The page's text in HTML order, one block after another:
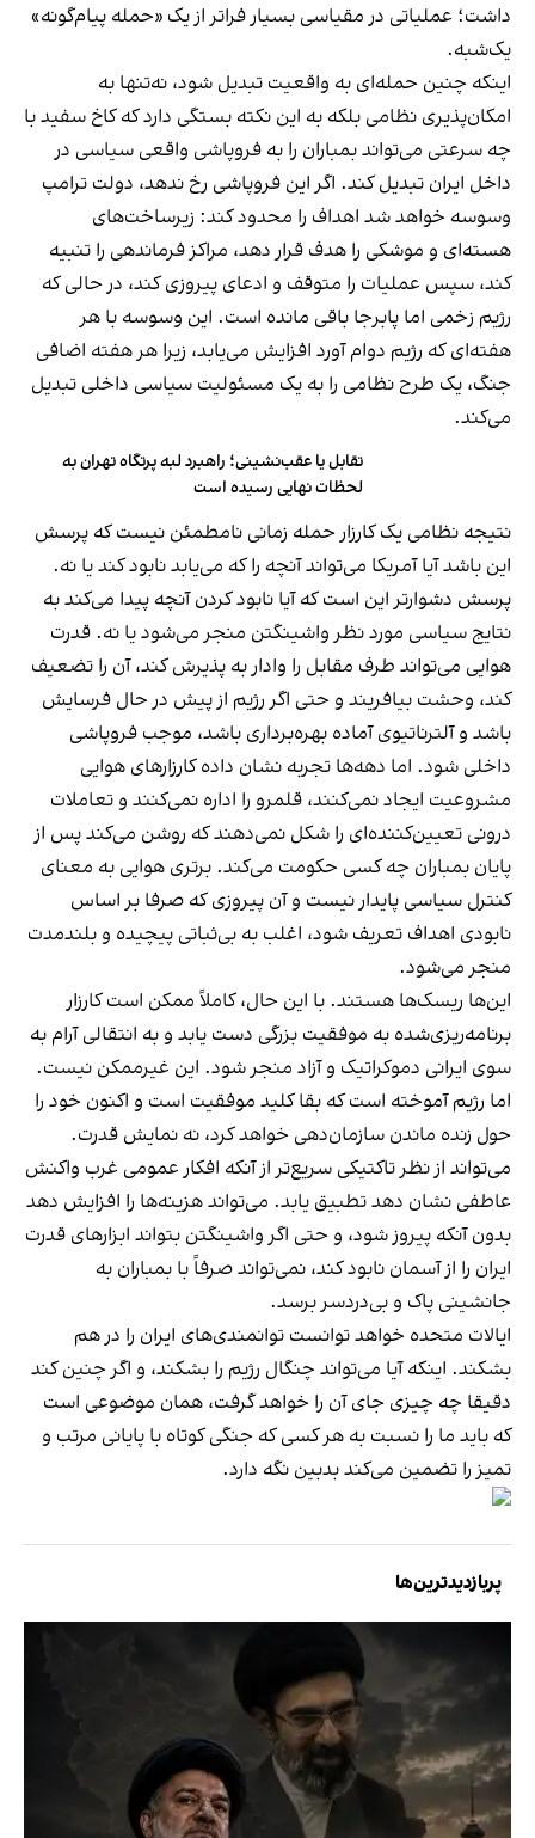
داشت؛ عملیاتی در مقیاسی بسیار فراتر از یک «حمله پیام‌گونه»
یک‌شبه.
اینکه چنین حمله‌ای به واقعیت تبدیل شود، نه‌تنها به
امکان‌پذیری نظامی بلکه به این نکته بستگی دارد که کاخ سفید با
چه سرعتی می‌تواند بمباران را به فروپاشی واقعی سیاسی در
داخل ایران تبدیل کند. اگر این فروپاشی‌ رخ ندهد، دولت ترامپ
وسوسه خواهد شد اهداف را محدود کند: زیرساخت‌های
هسته‌ای و موشکی را هدف قرار دهد، مراکز فرماندهی را تنبیه
کند، سپس عملیات را متوقف و ادعای پیروزی کند، در حالی که
رژیم زخمی اما پابرجا باقی مانده است. این وسوسه با هر
هفته‌ای که رژیم دوام آورد افزایش می‌یابد، زیرا هر هفته اضافی
جنگ، یک طرح نظامی را به یک مسئولیت سیاسی داخلی تبدیل
می‌کند.
تقابل یا عقب‌نشینی؛ راهبرد لبه پرتگاه تهران به
لحظات نهایی رسیده است
نتیجه نظامی یک کارزار حمله زمانی نامطمئن نیست که پرسش
این باشد آیا آمریکا می‌تواند آنچه را که می‌یابد نابود کند یا نه.
پرسش دشوارتر این است که آیا نابود کردن آنچه پیدا می‌کند به
نتایج سیاسی مورد نظر واشینگتن منجر می‌شود یا نه. قدرت
هوایی می‌تواند طرف مقابل را وادار به پذیرش کند، آن را تضعیف
کند، وحشت بیافریند و حتی اگر رژیم از پیش در حال فرسایش
باشد و آلترناتیوی آماده بهره‌برداری باشد، موجب فروپاشی
داخلی شود. اما دهه‌ها تجربه نشان داده کارزارهای هوایی
مشروعیت ایجاد نمی‌کنند، قلمرو را اداره نمی‌کنند و تعاملات
درونی تعیین‌کننده‌ای را شکل نمی‌دهند که روشن می‌کند پس از
پایان بمباران چه کسی حکومت می‌کند. برتری هوایی به معنای
کنترل سیاسی پایدار نیست و آن پیروزی که صرفا بر اساس
نابودی اهداف تعریف شود، اغلب به بی‌ثباتی پیچیده و بلندمدت
منجر می‌شود.
این‌ها ریسک‌ها هستند. با این حال، کاملاً ممکن است کارزار
برنامه‌ریزی‌شده به موفقیت بزرگی دست یابد و به انتقالی آرام به
سوی ایرانی دموکراتیک و آزاد منجر شود. این غیرممکن نیست.
اما رژیم آموخته است که بقا کلید موفقیت است و اکنون خود را
حول زنده ماندن سازمان‌دهی خواهد کرد، نه نمایش قدرت.
می‌تواند از نظر تاکتیکی سریع‌تر از آنکه افکار عمومی غرب واکنش
عاطفی نشان دهد تطبیق یابد. می‌تواند هزینه‌ها را افزایش دهد
بدون آنکه پیروز شود، و حتی اگر واشینگتن بتواند ابزارهای قدرت
ایران را از آسمان نابود کند، نمی‌تواند صرفاً با بمباران به
جانشینی پاک و بی‌دردسر برسد.
ایالات متحده خواهد توانست توانمندی‌های ایران را در هم
بشکند. اینکه آیا می‌تواند چنگال رژیم را بشکند، و اگر چنین کند
دقیقا چه چیزی جای آن را خواهد گرفت، همان موضوعی است
که باید ما را نسبت به هر کسی که جنگی کوتاه با پایانی مرتب و
تمیز را تضمین می‌کند بدبین نگه دارد.
پربازدیدترین‌ها